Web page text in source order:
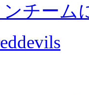
チーム